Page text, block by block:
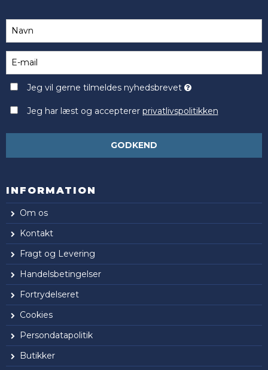
Jeg vil gerne tilmeldes nyhedsbrevet
Jeg har læst og accepterer privatlivspolitikken
GODKEND
INFORMATION
Om os
Kontakt
Fragt og Levering
Handelsbetingelser
Fortrydelseret
Cookies
Persondatapolitik
Butikker